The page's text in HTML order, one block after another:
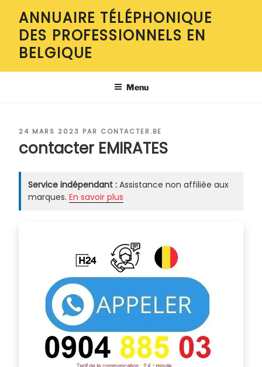
contenu
principal
ANNUAIRE TÉLÉPHONIQUE
DES PROFESSIONNELS EN
BELGIQUE
Menu
PUBLIÉ
24 MARS 2023 PAR CONTACTER.BE
contacter EMIRATES
Service indépendant : Assistance non affiliée aux
marques. En savoir plus